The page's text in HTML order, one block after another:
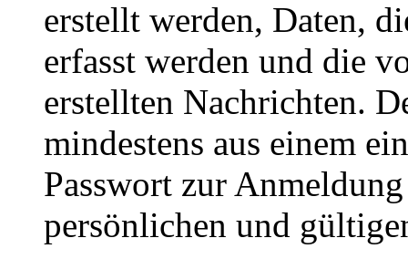
erstellt werden, Daten,
erfasst werden und die
erstellten Nachrichten.
mindestens aus einem
Passwort zur
persönlichen und